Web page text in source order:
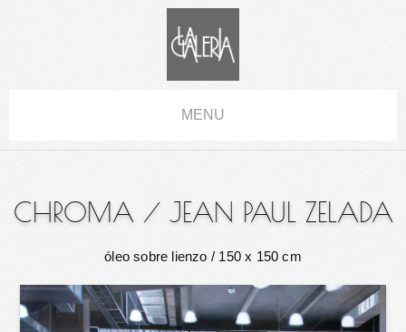
MENU
CHROMA / JEAN PAUL ZELADA
óleo sobre lienzo / 150 x 150 cm